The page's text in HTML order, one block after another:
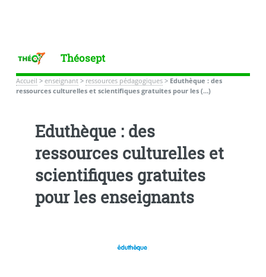
Théosept
Accueil > enseignant> ressources pédagogiques> Eduthèque : des
ressources culturelles et scientifiques gratuites pour les (…)
Eduthèque : des
ressources culturelles et
scientifiques gratuites
pour les enseignants